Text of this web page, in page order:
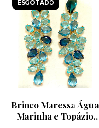
ESGOTADO
Brinco Maressa Água
Marinha e Topázio